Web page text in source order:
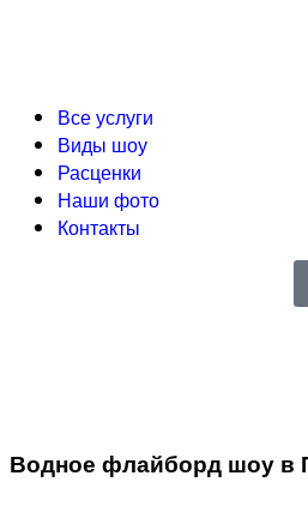
Все услуги
Виды шоу
Расценки
Наши фото
Контакты
Водное флайборд шоу в